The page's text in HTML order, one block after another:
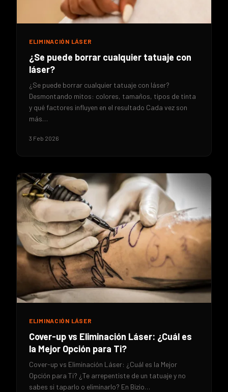
ELIMINACIÓN LÁSER
¿Se puede borrar cualquier tatuaje con
láser?
¿Se puede borrar cualquier tatuaje con láser?
Desmontando mitos: colores, tamaños, tipos de tinta
y qué factores influyen en el resultado Cada vez son
más…
3 Feb 2026
ELIMINACIÓN LÁSER
Cover-up vs Eliminación Láser: ¿Cuál es
la Mejor Opción para Ti?
Cover-up vs Eliminación Láser: ¿Cuál es la Mejor
Opción para Ti? ¿Te arrepentiste de un tatuaje y no
sabes si taparlo o eliminarlo? En Bizio…